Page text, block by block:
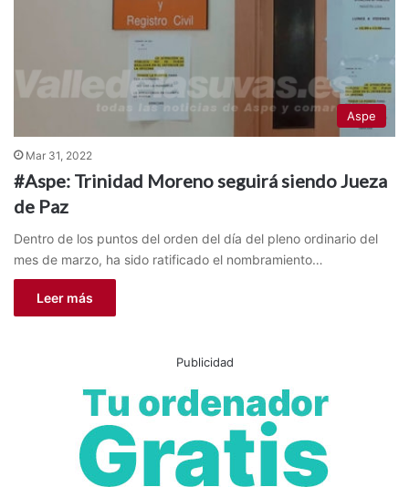
Aspe
Mar 31, 2022
#Aspe: Trinidad Moreno seguirá siendo Jueza
de Paz
Dentro de los puntos del orden del día del pleno ordinario del
mes de marzo, ha sido ratificado el nombramiento…
Leer más
Publicidad